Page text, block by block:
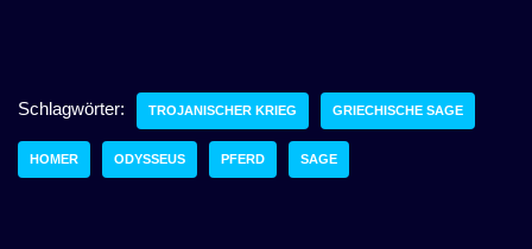
Schlagwörter: TROJANISCHER KRIEG GRIECHISCHE SAGE
HOMER ODYSSEUS PFERD SAGE